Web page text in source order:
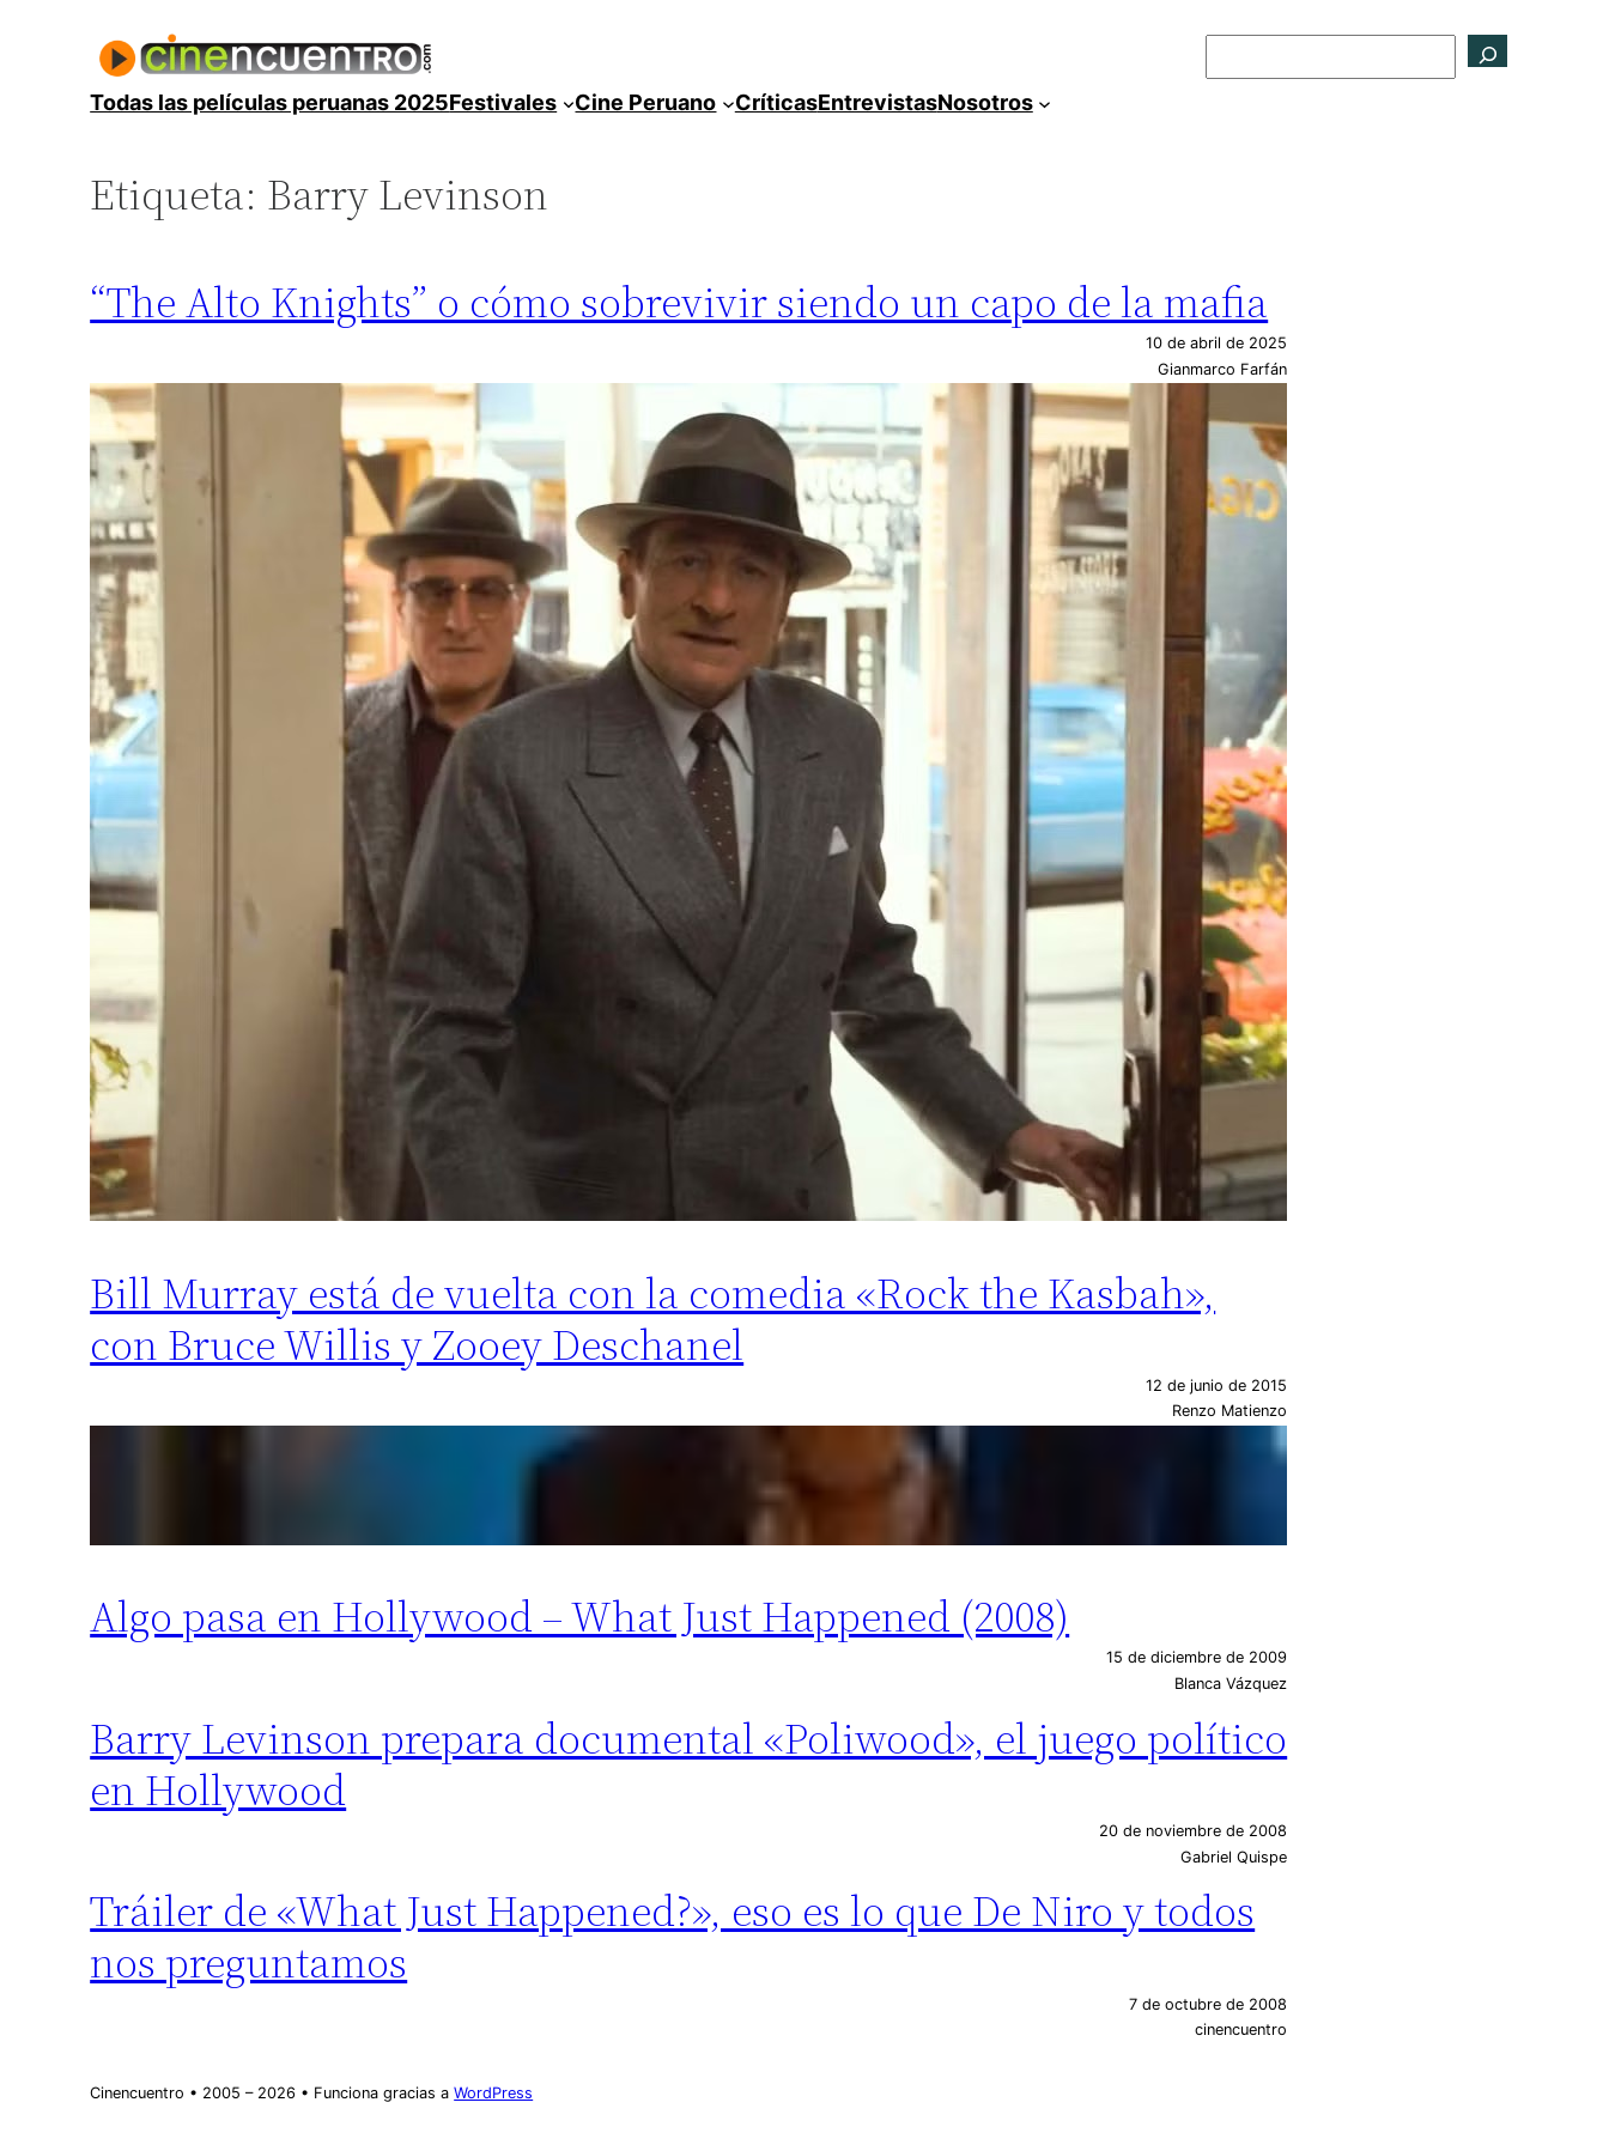
contenidoTodas las películas peruanas 2025Festivales Cine Peruano CríticasEntrevistasNosotros
Etiqueta: Barry Levinson
“The Alto Knights” o cómo sobrevivir siendo un capo de la mafia
10 de abril de 2025
Gianmarco Farfán
Bill Murray está de vuelta con la comedia «Rock the Kasbah»,
con Bruce Willis y Zooey Deschanel
12 de junio de 2015
Renzo Matienzo
Algo pasa en Hollywood – What Just Happened (2008)
15 de diciembre de 2009
Blanca Vázquez
Barry Levinson prepara documental «Poliwood», el juego político
en Hollywood
20 de noviembre de 2008
Gabriel Quispe
Tráiler de «What Just Happened?», eso es lo que De Niro y todos
nos preguntamos
7 de octubre de 2008
cinencuentro
Cinencuentro • 2005 – 2026 • Funciona gracias aWordPress